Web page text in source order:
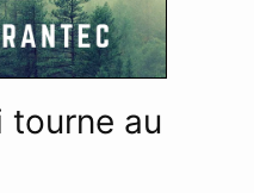
tourne au